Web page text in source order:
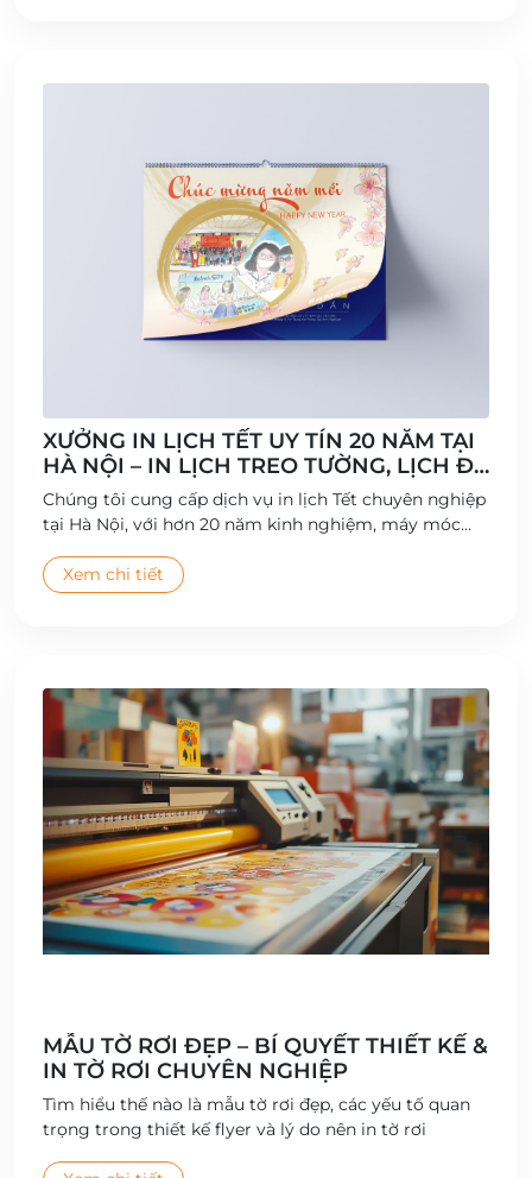
XƯỞNG IN LỊCH TẾT UY TÍN 20 NĂM TẠI
HÀ NỘI – IN LỊCH TREO TƯỜNG, LỊCH ĐỂ
BÀN CHẤT LƯỢNG CAO
Chúng tôi cung cấp dịch vụ in lịch Tết chuyên nghiệp
tại Hà Nội, với hơn 20 năm kinh nghiệm, máy móc
Xem chi tiết
MẪU TỜ RƠI ĐẸP – BÍ QUYẾT THIẾT KẾ &
IN TỜ RƠI CHUYÊN NGHIỆP
Tìm hiểu thế nào là mẫu tờ rơi đẹp, các yếu tố quan
trọng trong thiết kế flyer và lý do nên in tờ rơi